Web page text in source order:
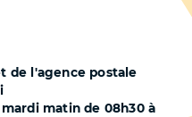
de l'agence postale
matin de 08h30 à